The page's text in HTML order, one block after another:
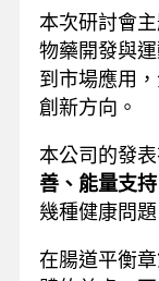
本次研討會
物藥開發與
到市場應用
創新方向。
本公司的發表
善、能量支持
幾種健康問題
在腸道平衡